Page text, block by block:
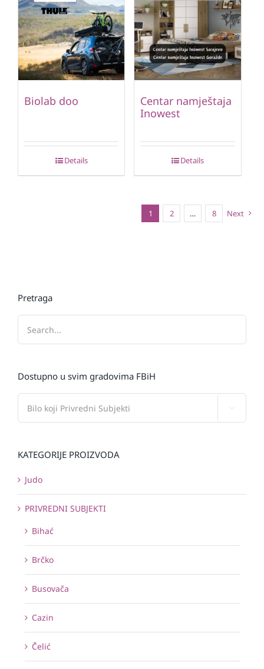
Biolab doo
Details
Centar namještaja
Inowest
Details
1 2 … 8 Next
Pretraga
Dostupno u svim gradovima FBiH
KATEGORIJE PROIZVODA
Judo
PRIVREDNI SUBJEKTI
Bihać
Brčko
Busovača
Cazin
Čelić